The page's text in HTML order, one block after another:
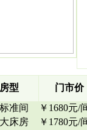
房型
门市价
准间
￥1680元/
床房
￥1780元/